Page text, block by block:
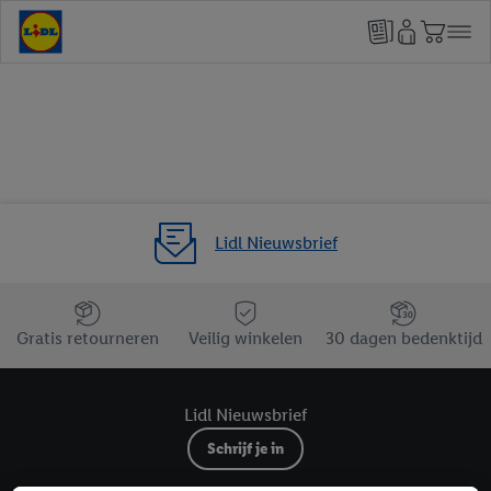
Lidl Nieuwsbrief
Jouw voordelen bij ons als Lidl webshop klant
Gratis retourneren
Veilig winkelen 30 dagen bedenktijd
Lidl Nieuwsbrief
Schrijf je in